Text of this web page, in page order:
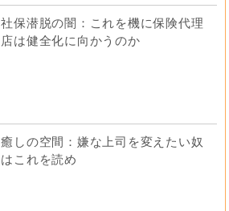
社保潜脱の闇：これを機に保険代理
店は健全化に向かうのか
癒しの空間：嫌な上司を変えたい奴
はこれを読め